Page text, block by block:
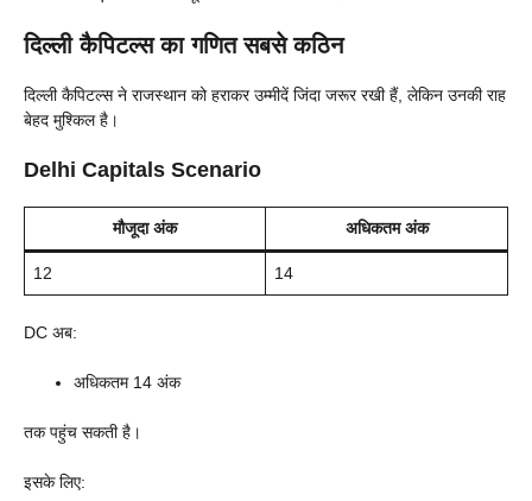
दिल्ली कैपिटल्स का गणित सबसे कठिन
दिल्ली कैपिटल्स ने राजस्थान को हराकर उम्मीदें जिंदा जरूर रखी हैं, लेकिन उनकी राह
बेहद मुश्किल है।
Delhi Capitals Scenario
मौजूदा अंक अधिकतम अंक
12 14
DC अब:
अधिकतम 14 अंक
तक पहुंच सकती है।
इसके लिए: